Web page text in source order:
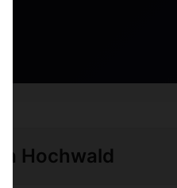
Hochwald